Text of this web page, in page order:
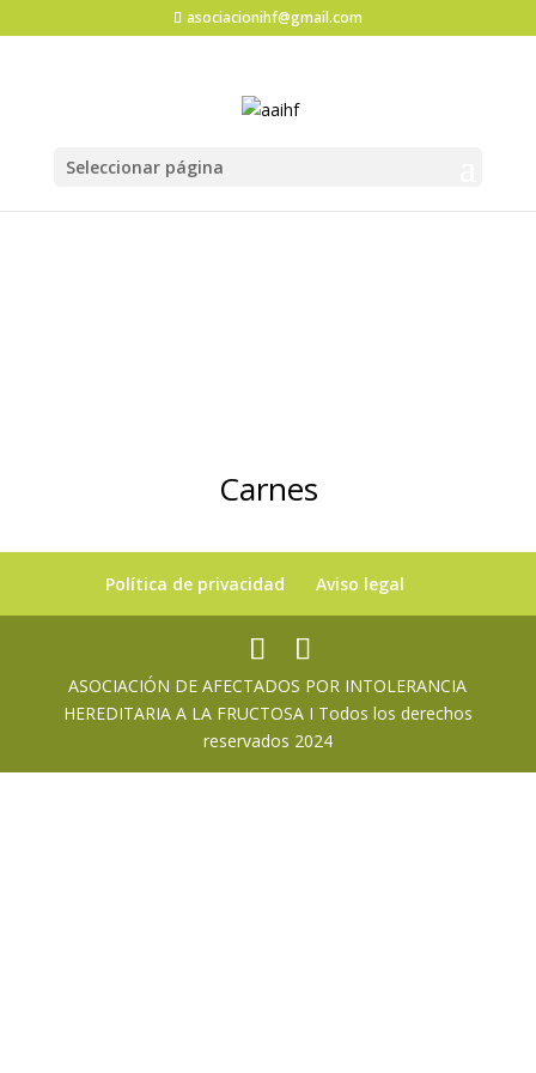
asociacionihf@gmail.com
Seleccionar página
Carnes
Política de privacidad Aviso legal
ASOCIACIÓN DE AFECTADOS POR INTOLERANCIA
HEREDITARIA A LA FRUCTOSA I Todos los derechos
reservados 2024